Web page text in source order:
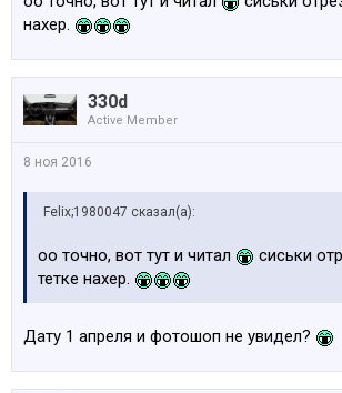
нахер.
330d
Active Member
8 ноя 2016
Felix;1980047 сказал(а):
оо точно, вот тут и читал
сиськи
тетке нахер.
Дату 1 апреля и фотошоп не увидел?